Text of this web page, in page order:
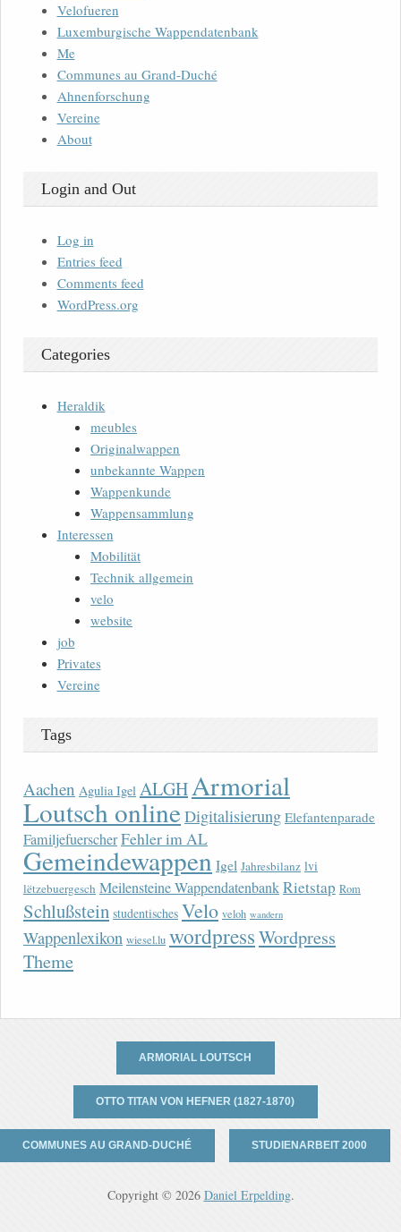
Velofueren
Luxemburgische Wappendatenbank
Me
Communes au Grand-Duché
Ahnenforschung
Vereine
About
Login and Out
Log in
Entries feed
Comments feed
WordPress.org
Categories
Heraldik
meubles
Originalwappen
unbekannte Wappen
Wappenkunde
Wappensammlung
Interessen
Mobilität
Technik allgemein
velo
website
job
Privates
Vereine
Tags
Aachen Agulia Igel ALGHArmorial
Loutsch onlineDigitalisierung Elefantenparade
FamiljefuerscherFehler im AL
Gemeindewappen Igel Jahresbilanz lvi
lëtzebuergesch Meilensteine WappendatenbankRietstap Rom
Schlußstein studentisches Velo veloh wandern
Wappenlexikon wiesel.lu wordpressWordpress
Theme
ARMORIAL LOUTSCH
OTTO TITAN VON HEFNER (1827-1870)
COMMUNES AU GRAND-DUCHÉ STUDIENARBEIT 2000
Copyright © 2026 Daniel Erpelding.